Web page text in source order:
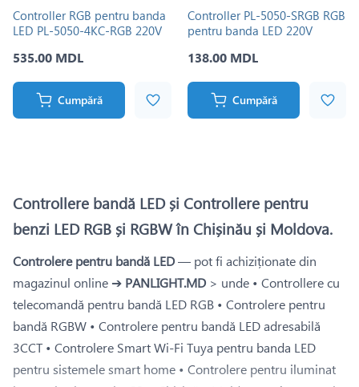
Controller RGB pentru banda
LED PL-5050-4KC-RGB 220V
535.00 MDL
Cumpără
Controller PL-5050-SRGB RGB
pentru banda LED 220V
138.00 MDL
Cumpără
Controllere bandă LED și Controllere pentru
benzi LED RGB și RGBW în Chișinău și Moldova.
Controlere pentru bandă LED— pot fi achiziționate din
magazinul online ➔ PANLIGHT.MD > unde • Controllere cu
telecomandă pentru bandă LED RGB • Controlere pentru
bandă RGBW • Controlere pentru bandă LED adresabilă
3CCT • Controlere Smart Wi-Fi Tuya pentru banda LED
pentru sistemele smart home • Controlere pentru iluminat